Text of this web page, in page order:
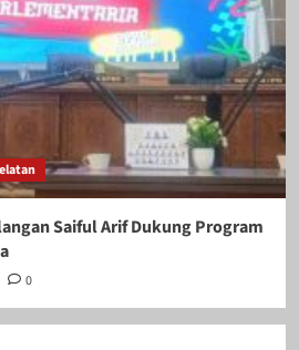
Saiful Arif Dukung Program
0